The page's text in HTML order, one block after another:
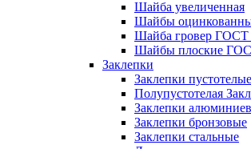
Шайба увеличенная
Шайбы
Шайба гровер ГОСТ
Шайбы плоские
Заклепки
Заклепки пустотелые
Полупустотелая
Заклепки
Заклепки бронзовые
Заклепки стальные